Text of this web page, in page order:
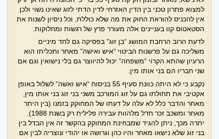
למצוא פתרון טכני בין הדין האזרחי לדין הדתי לזוג שאינו נשוי ולכן
אין להכניס להוראת החוק את מה שלא כוללת, וכל ניסיון לשנות את
הסטאטוס קוו בעניינים אלה מעורר פרץ של רגשות ומחלוקות.
לדעת הרוב הרחבת המושג “בן זוג” בפסיקה גם לחד מיניים
משליכה גם על פרשנות הביטוי “איש ואישה” מאחר ותכליתו הוא
הרעיון שהתא הקרוי “משפחה” יכול להיווצר גם בלי נישואין וגם אם
שני חבריו הם בני אותו מין.
נקבע כי לא היתה כוונת סעיף 55 בניסוח “איש ואשה” לשלול באופן
אקטיבי את תחולתו גם על זוג המורכב משני בני זוג בני אותו מין,
מאחר והדבר כלל לא עלה על דעתו של המחוקק בזמנו (בין היתר
מאחר ומשכב זכר חדל מלהוות עבירה פלילית רק בשנת 1988).
יתרה מכך, ניתן להגיד שמבחינת המחוקק בהקשר זה אין הבדל בין
בני זוג שלא נישאו מאחר והיו כהן וגרושה או יהודי ונוצריה לבין אם